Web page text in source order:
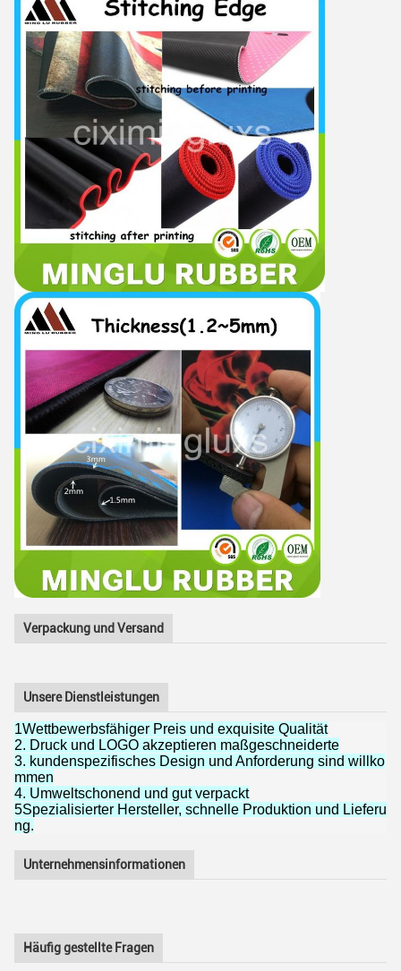
Verpackung und Versand
Unsere Dienstleistungen
1Wettbewerbsfähiger Preis und exquisite Qualität
2. Druck und LOGO akzeptieren maßgeschneiderte
3. kundenspezifisches Design und Anforderung sind willko
mmen
4. Umweltschonend und gut verpackt
5Spezialisierter Hersteller, schnelle Produktion und Lieferu
ng.
Unternehmensinformationen
Häufig gestellte Fragen